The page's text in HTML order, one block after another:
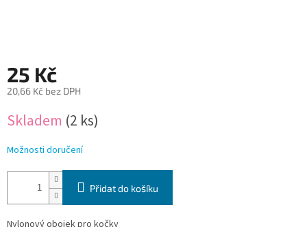
25 Kč
20,66 Kč bez DPH
cena:
Skladem (2 ks)
Možnosti doručení
Přidat do košíku